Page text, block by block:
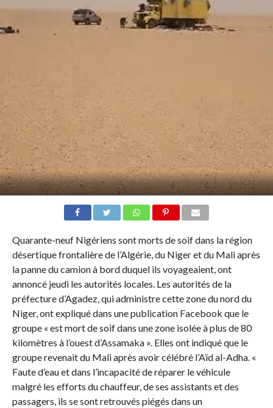
Quarante-neuf Nigériens sont morts de soif dans la région
désertique frontalière de l’Algérie, du Niger et du Mali après
la panne du camion à bord duquel ils voyageaient, ont
annoncé jeudi les autorités locales. Les autorités de la
préfecture d’Agadez, qui administre cette zone du nord du
Niger, ont expliqué dans une publication Facebook que le
groupe « est mort de soif dans une zone isolée à plus de 80
kilomètres à l’ouest d’Assamaka ». Elles ont indiqué que le
groupe revenait du Mali après avoir célébré l’Aïd al-Adha. «
Faute d’eau et dans l’incapacité de réparer le véhicule
malgré les efforts du chauffeur, de ses assistants et des
passagers, ils se sont retrouvés piégés dans un